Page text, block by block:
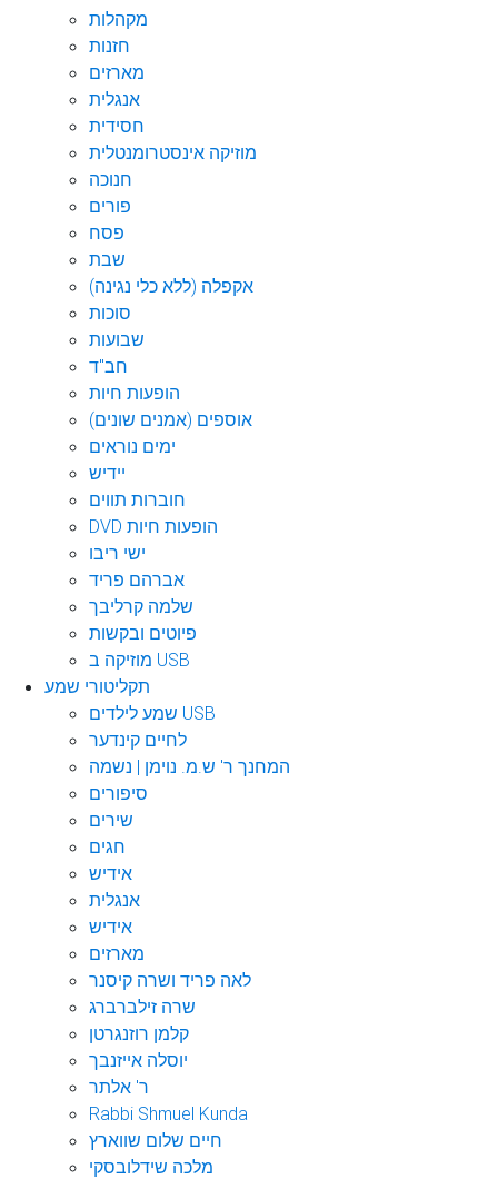
מקהלות
חזנות
מארזים
אנגלית
חסידית
מוזיקה אינסטרומנטלית
חנוכה
פורים
פסח
שבת
אקפלה (ללא כלי נגינה)
סוכות
שבועות
חב"ד
הופעות חיות
אוספים (אמנים שונים)
ימים נוראים
יידיש
חוברות תווים
DVD הופעות חיות
ישי ריבו
אברהם פריד
שלמה קרליבך
פיוטים ובקשות
מוזיקה ב USB
תקליטורי שמע
שמע לילדים USB
לחיים קינדער
המחנך ר' ש.מ. נוימן | נשמה
סיפורים
שירים
חגים
אידיש
אנגלית
אידיש
מארזים
לאה פריד ושרה קיסנר
שרה זילברברג
קלמן רוזנגרטן
יוסלה אייזנבך
ר' אלתר
Rabbi Shmuel Kunda
חיים שלום שווארץ
מלכה שידלובסקי